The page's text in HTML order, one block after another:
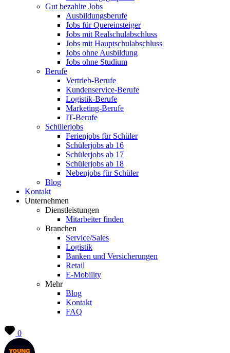
Gut bezahlte Jobs
Ausbildungsberufe
Jobs für Quereinsteiger
Jobs mit Realschulabschluss
Jobs mit Hauptschulabschluss
Jobs ohne Ausbildung
Jobs ohne Studium
Berufe
Vertrieb-Berufe
Kundenservice-Berufe
Logistik-Berufe
Marketing-Berufe
IT-Berufe
Schülerjobs
Ferienjobs für Schüler
Schülerjobs ab 16
Schülerjobs ab 17
Schülerjobs ab 18
Nebenjobs für Schüler
Blog
Kontakt
Unternehmen
Dienstleistungen
Mitarbeiter finden
Branchen
Service/Sales
Logistik
Banken und Versicherungen
Retail
E-Mobility
Mehr
Blog
Kontakt
FAQ
0